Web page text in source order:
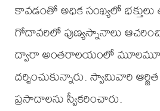
కావడంతో అధిక సంఖ్యలో భక్తులు
గోదావరిలో పుణ్యస్నానాలు ఆచరించి,
ద్వారా అంతరాలయంలో
దర్శించుకున్నారు. స్వామివారి
ప్రసాదాలను స్వీకరించారు.